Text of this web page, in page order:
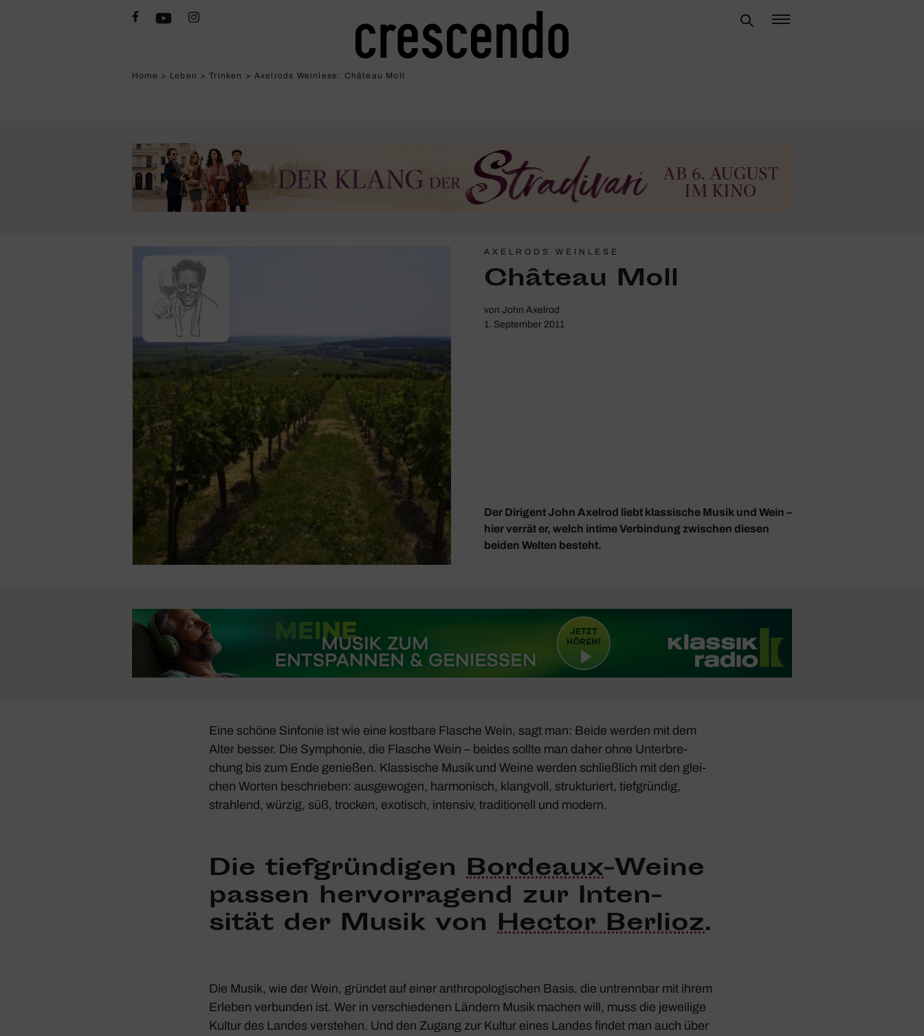
Home > Leben > Trinken > Axelrods Weinlese: Château Moll
AXELRODS WEINLESE
Château Moll
von John Axelrod
1. September 2011
Der Dirigent John Axelrod liebt klassische Musik und Wein –
hier verrät er, welch intime Verbindung zwischen diesen
beiden Welten besteht.
Eine schöne Sinfonie ist wie eine kost­bare Flasche Wein, sagt man: Beide werden mit dem
Alter besser. Die Symphonie, die Flasche Wein – beides sollte man daher ohne Unter­bre­
chung bis zum Ende genießen.­ Klas­si­sche Musik und Weine werden schließ­lich mit den glei­
chen Worten beschrieben: ausge­wogen, harmo­nisch, klang­voll, struk­tu­riert, tief­gründig,
strah­lend, würzig, süß, trocken, exotisch, intensiv, tradi­tio­nell und modern.
Die tief­grün­digen Bordeaux-Weine
passen hervor­ra­gend zur Inten­
sität der Musik von Hector Berlioz.
Die Musik, wie der Wein, gründet auf einer anthro­po­lo­gi­schen Basis, die untrennbar mit ihrem
Erleben verbunden ist. Wer in verschie­denen Ländern Musik machen will, muss die jewei­lige
Kultur des Landes verstehen. Und den Zugang zur Kultur eines Landes findet man auch über